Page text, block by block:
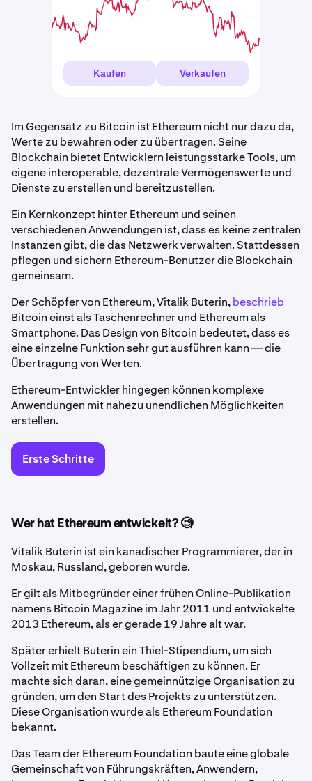
Kaufen Verkaufen
Im Gegensatz zu Bitcoin ist Ethereum nicht nur dazu da,
Werte zu bewahren oder zu übertragen. Seine
Blockchain bietet Entwicklern leistungsstarke Tools, um
eigene interoperable, dezentrale Vermögenswerte und
Dienste zu erstellen und bereitzustellen.
Ein Kernkonzept hinter Ethereum und seinen
verschiedenen Anwendungen ist, dass es keine zentralen
Instanzen gibt, die das Netzwerk verwalten. Stattdessen
pflegen und sichern Ethereum-Benutzer die Blockchain
gemeinsam.
Der Schöpfer von Ethereum, Vitalik Buterin,beschrieb
Bitcoin einst als Taschenrechner und Ethereum als
Smartphone. Das Design von Bitcoin bedeutet, dass es
eine einzelne Funktion sehr gut ausführen kann — die
Übertragung von Werten.
Ethereum-Entwickler hingegen können komplexe
Anwendungen mit nahezu unendlichen Möglichkeiten
erstellen.
Erste Schritte
Wer hat Ethereum entwickelt? 🧐
Vitalik Buterin ist ein kanadischer Programmierer, der in
Moskau, Russland, geboren wurde.
Er gilt als Mitbegründer einer frühen Online-Publikation
namens Bitcoin Magazine im Jahr 2011 und entwickelte
2013 Ethereum, als er gerade 19 Jahre alt war.
Später erhielt Buterin ein Thiel-Stipendium, um sich
Vollzeit mit Ethereum beschäftigen zu können. Er
machte sich daran, eine gemeinnützige Organisation zu
gründen, um den Start des Projekts zu unterstützen.
Diese Organisation wurde als Ethereum Foundation
bekannt.
Das Team der Ethereum Foundation baute eine globale
Gemeinschaft von Führungskräften, Anwendern,